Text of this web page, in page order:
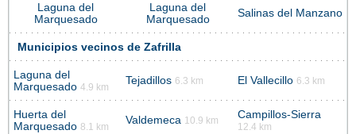
Laguna del
Marquesado
Laguna del
Marquesado
Salinas del Manzano
Municipios vecinos de Zafrilla
Laguna del
Marquesado 4.9 km
Tejadillos 6.3 km El Vallecillo 6.3 km
Huerta del
Marquesado 8.1 km
Valdemeca 10.9 km Campillos-Sierra
12.4 km